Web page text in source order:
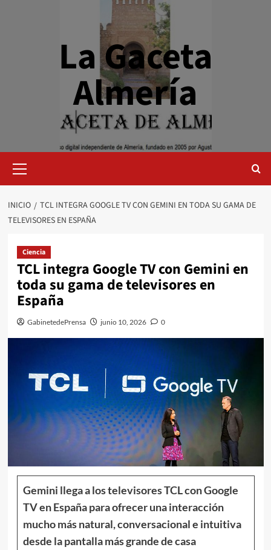
La Gaceta
Almería
primario
INICIO
TCL INTEGRA GOOGLE TV CON GEMINI EN TODA SU GAMA DE
TELEVISORES EN ESPAÑA
Ciencia
TCL integra Google TV con Gemini en
toda su gama de televisores en
España
GabinetedePrensa junio 10, 2026 0
Gemini llega a los televisores TCL con Google
TV en España para ofrecer una interacción
mucho más natural, conversacional e intuitiva
desde la pantalla más grande de casa